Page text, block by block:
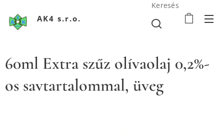
AK4 s.r.o.
Keresés
60ml Extra szűz olívaolaj 0,2%-
os savtartalommal, üveg